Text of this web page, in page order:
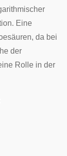
. Eine
da bei
der
Rolle in der